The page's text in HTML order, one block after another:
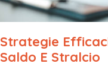
Strategie
Saldo E Stralcio